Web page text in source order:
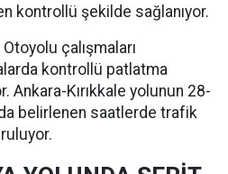
kontrollü şekilde sağlanıyor.
çalışmaları
kontrollü patlatma
Ankara-Kırıkkale yolunun 28-
belirlenen saatlerde trafik